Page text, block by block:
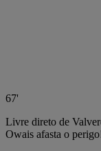
67'
Livre direto de
Owais afasta o